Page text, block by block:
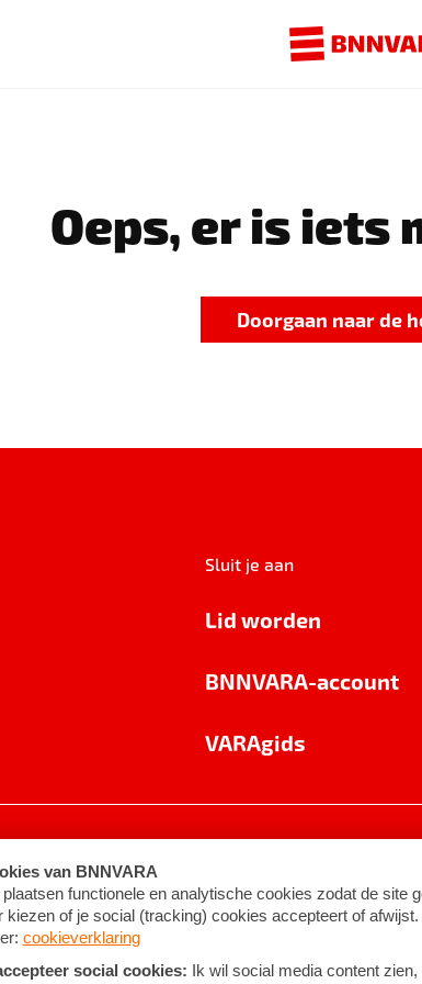
Oeps, er is iets
Doorgaan naar de
Sluit je aan
Lid worden
BNNVARA-account
VARAgids
Algemene voorwaarden ©2026BNNVARA